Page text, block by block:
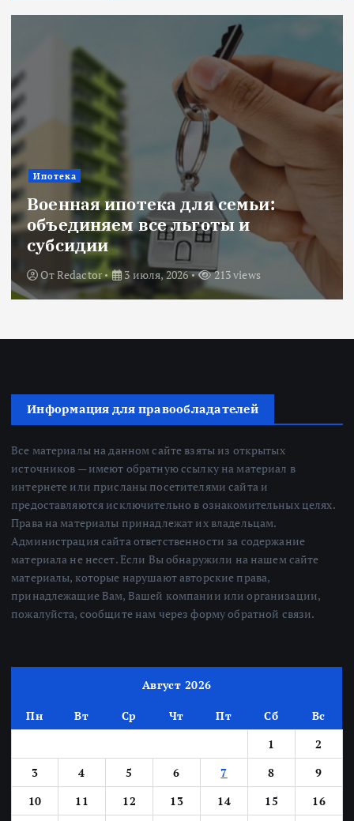
Ипотека
Военная ипотека для семьи:
объединяем все льготы и
субсидии
ОтRedactor 3 июля, 2026 213 views
Информация для правообладателей
Все материалы на данном сайте взяты из открытых
источников — имеют обратную ссылку на материал в
интернете или присланы посетителями сайта и
предоставляются исключительно в ознакомительных целях.
Права на материалы принадлежат их владельцам.
Администрация сайта ответственности за содержание
материала не несет. Если Вы обнаружили на нашем сайте
материалы, которые нарушают авторские права,
принадлежащие Вам, Вашей компании или организации,
пожалуйста, сообщите нам через форму обратной связи.
Август 2026
Пн Вт Ср Чт Пт Сб
Вс
1
2
3
4 5 6 7 8
9
10
11 12 13 14 15
16